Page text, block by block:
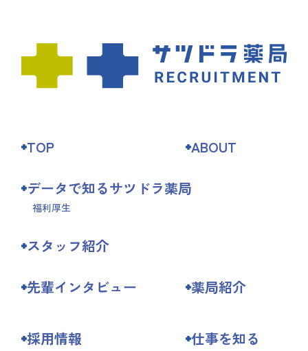
TOP ABOUT
データで知るサツドラ薬局
福利厚生
スタッフ紹介
先輩インタビュー 薬局紹介
採用情報 仕事を知る